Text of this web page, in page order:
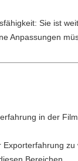
Sie ist
Anpassungen
in der
Exporterfahrung